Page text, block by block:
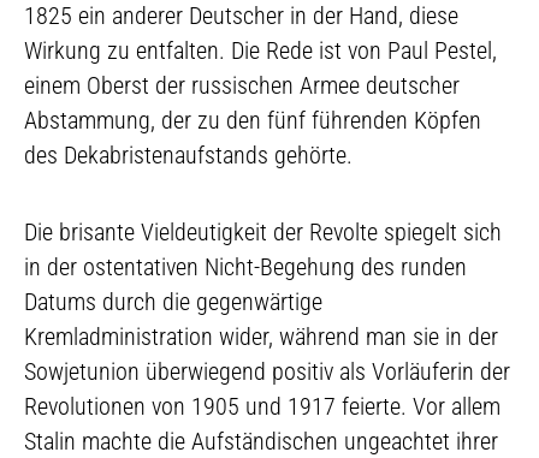
1825 ein anderer Deutscher in der Hand, diese
Wirkung zu entfalten. Die Rede ist von Paul Pestel,
einem Oberst der russischen Armee deutscher
Abstammung, der zu den fünf führenden Köpfen
des Dekabristenaufstands gehörte.
Die brisante Vieldeutigkeit der Revolte spiegelt sich
in der ostentativen Nicht-Begehung des runden
Datums durch die gegenwärtige
Kremladministration wider, während man sie in der
Sowjetunion überwiegend positiv als Vorläuferin der
Revolutionen von 1905 und 1917 feierte. Vor allem
Stalin machte die Aufständischen ungeachtet ihrer